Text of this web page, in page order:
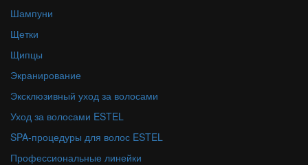
Шампуни
Щетки
Щипцы
Экранирование
Эксклюзивный уход за волосами
Уход за волосами ESTEL
SPA-процедуры для волос ESTEL
Профессиональные линейки